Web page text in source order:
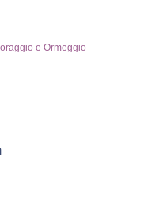
e Ormeggio